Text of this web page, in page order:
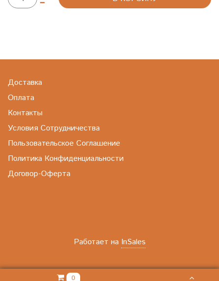
Доставка
Оплата
Контакты
Условия Сотрудничества
Пользовательское Соглашение
Политика Конфиденциальности
Договор-Оферта
Работает на InSales
0